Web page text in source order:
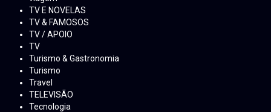
TV E NOVELAS
TV & FAMOSOS
TV / APOIO
TV
Turismo & Gastronomia
Turismo
Travel
TELEVISÃO
Tecnologia